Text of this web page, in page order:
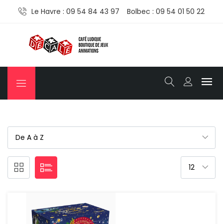
Le Havre : 09 54 84 43 97 Bolbec : 09 54 01 50 22